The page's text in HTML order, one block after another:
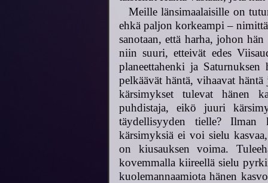
Meille länsimaalaisille on
ehkä paljon korkeampi –
sanotaan, että harha, johon
niin suuri, etteivät edes
planeettahenki ja
pelkäävät häntä, vihaavat
kärsimykset tulevat hänen
puhdistaja, eikö juuri
täydellisyyden tielle? Ilman
kärsimyksiä ei voi sielu
on kiusauksen voima.
kovemmalla kiireellä sielu
kuolemannaamiota hänen